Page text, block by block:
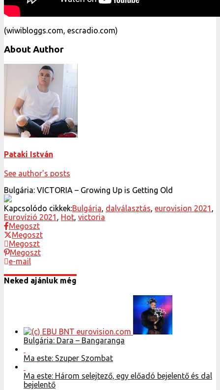
(wiwibloggs.com, escradio.com)
About Author
Pataki István
See author's posts
Bulgária: VICTORIA – Growing Up is Getting Old
Kapcsolódo cikkek:Bulgária, dalválasztás, eurovision 2021 ,
Eurovízió 2021 , Hot, victoria
Megoszt
Megoszt
Megoszt
Megoszt
e-mail
Neked ajánluk még
Bulgária: Dara – Bangaranga
Ma este: Szuper Szombat
Ma este: Három selejtező, egy előadó bejelentő és dal
bejelentő